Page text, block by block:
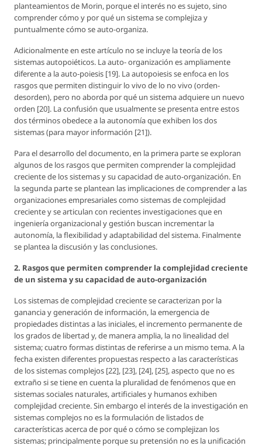
planteamientos de Morin, porque el interés no es sujeto, sino
comprender cómo y por qué un sistema se complejiza y
puntualmente cómo se auto-organiza.
Adicionalmente en este artículo no se incluye la teoría de los
sistemas autopoiéticos. La auto- organización es ampliamente
diferente a la auto-poiesis [19]. La autopoiesis se enfoca en los
rasgos que permiten distinguir lo vivo de lo no vivo (orden-
desorden), pero no aborda por qué un sistema adquiere un nuevo
orden [20]. La confusión que usualmente se presenta entre estos
dos términos obedece a la autonomía que exhiben los dos
sistemas (para mayor información [21]).
Para el desarrollo del documento, en la primera parte se exploran
algunos de los rasgos que permiten comprender la complejidad
creciente de los sistemas y su capacidad de auto-organización. En
la segunda parte se plantean las implicaciones de comprender a las
organizaciones empresariales como sistemas de complejidad
creciente y se articulan con recientes investigaciones que en
ingeniería organizacional y gestión buscan incrementar la
autonomía, la flexibilidad y adaptabilidad del sistema. Finalmente
se plantea la discusión y las conclusiones.
2. Rasgos que permiten comprender la complejidad creciente
de un sistema y su capacidad de auto-organización
Los sistemas de complejidad creciente se caracterizan por la
ganancia y generación de información, la emergencia de
propiedades distintas a las iniciales, el incremento permanente de
los grados de libertad y, de manera amplia, la no linealidad del
sistema; cuatro formas distintas de referirse a un mismo tema. A la
fecha existen diferentes propuestas respecto a las características
de los sistemas complejos [22], [23], [24], [25], aspecto que no es
extraño si se tiene en cuenta la pluralidad de fenómenos que en
sistemas sociales naturales, artificiales y humanos exhiben
complejidad creciente. Sin embargo el interés de la investigación en
sistemas complejos no es la formulación de listados de
características acerca de por qué o cómo se complejizan los
sistemas; principalmente porque su pretensión no es la unificación